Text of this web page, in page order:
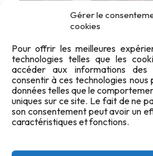
Gérer le
cookies
Pour offrir les meilleures
technologies telles que les
accéder aux informations
consentir à ces technologies
données telles que le
uniques sur ce site. Le fait de ne
son consentement peut avoir un
caractéristiques et fonctions.